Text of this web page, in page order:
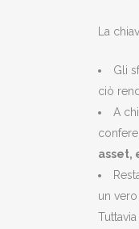
La
Gli
ciò
A
asset,
un vero